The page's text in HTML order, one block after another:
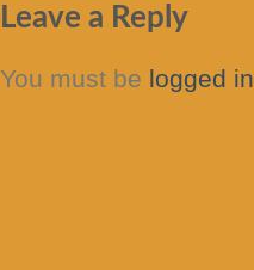
Leave a Reply
You must be logged in